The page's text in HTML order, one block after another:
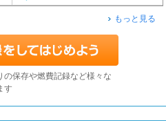
もっと見る
の保存や燃費記録など様々な
す